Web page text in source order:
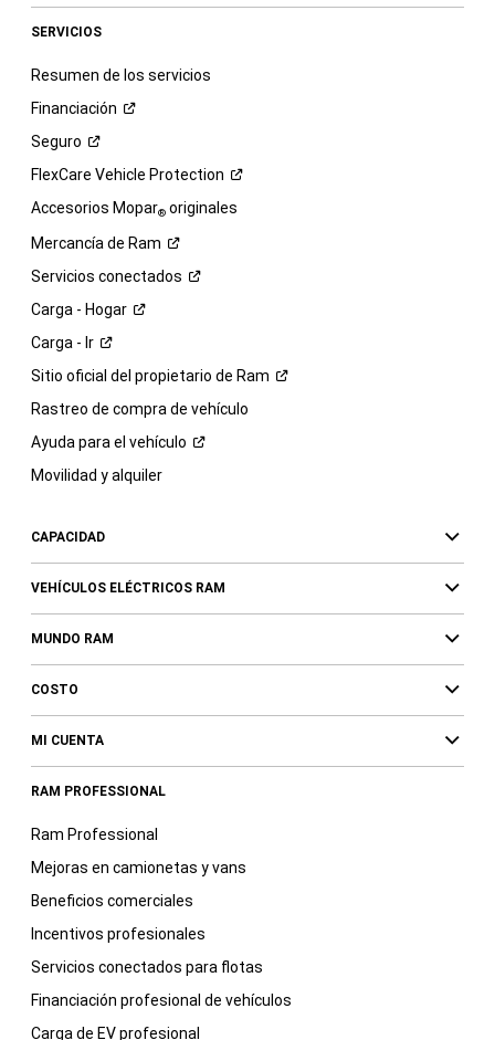
SERVICIOS
Resumen de los servicios
Financiación
Seguro
FlexCare Vehicle Protection
Accesorios Mopar®originales
Mercancía de Ram
Servicios conectados
Carga - Hogar
Carga - Ir
Sitio oficial del propietario de Ram
Rastreo de compra de vehículo
Ayuda para el vehículo
Movilidad y alquiler
CAPACIDAD
VEHÍCULOS ELÉCTRICOS RAM
MUNDO RAM
COSTO
MI CUENTA
RAM PROFESSIONAL
Ram Professional
Mejoras en camionetas y vans
Beneficios comerciales
Incentivos profesionales
Servicios conectados para flotas
Financiación profesional de vehículos
Carga de EV profesional